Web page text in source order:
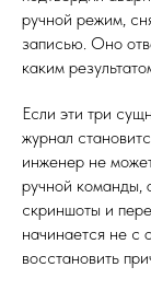
ручной режим,
записью. Оно
каким
Если эти три
журнал
инженер не
ручной команды,
скриншоты и
начинается не с
восстановить